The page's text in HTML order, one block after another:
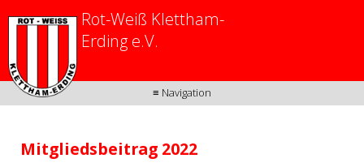
≡ Navigation
Rot-Weiß Klettham-
Erding e.V.
Mitgliedsbeitrag 2022